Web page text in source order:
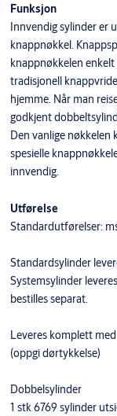
Funksjon
Innvendig sylinder er
knappnøkkel.
knappnøkkelen
tradisjonell
hjemme. Når man
godkjent
Den vanlige nøkkelen
spesielle
innvendig.
Utførelse
Standardutførelser:
Standardsylinder
Systemsylinder
bestilles separat.
Leveres komplett
(oppgi dørtykkelse)
Dobbelsylinder
1 stk 6769 sylinder